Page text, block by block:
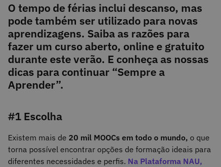
O tempo de férias inclui descanso, mas
pode também ser utilizado para novas
aprendizagens. Saiba as razões para
fazer um curso aberto, online e gratuito
durante este verão. E conheça as nossas
dicas para continuar “Sempre a
Aprender”.
#1 Escolha
Existem mais de 20 mil MOOCs em todo o mundo, o que
torna possível encontrar opções de formação ideais para
diferentes necessidades e perfis. Na Plataforma NAU,